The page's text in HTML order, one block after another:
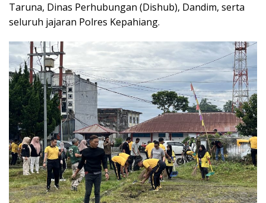
Taruna, Dinas Perhubungan (Dishub), Dandim, serta
seluruh jajaran Polres Kepahiang.